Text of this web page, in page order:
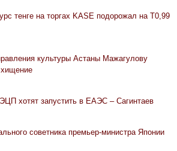
тенге на торгах KASE подорожал на Т0,99
культуры Астаны Мажагулову
хотят запустить в ЕАЭС – Сагинтаев
советника премьер-министра Японии